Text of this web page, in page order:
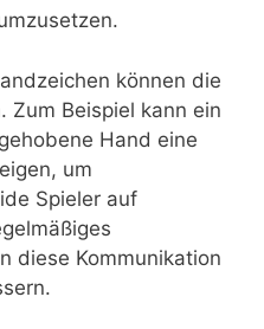
können die
Zum Beispiel kann ein
Hand eine
um
Spieler auf
diese Kommunikation